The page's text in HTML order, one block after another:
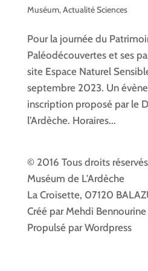
Muséum,Actualité Sciences
Pour la journée du
Paléodécouvertes et ses
site Espace Naturel
septembre 2023. Un
inscription proposé par le
l’Ardèche. Horaires...
© 2016 Tous droits réservés
Muséum de L'Ardèche
La Croisette, 07120
Créé par Mehdi Bennourine
Propulsé par Wordpress